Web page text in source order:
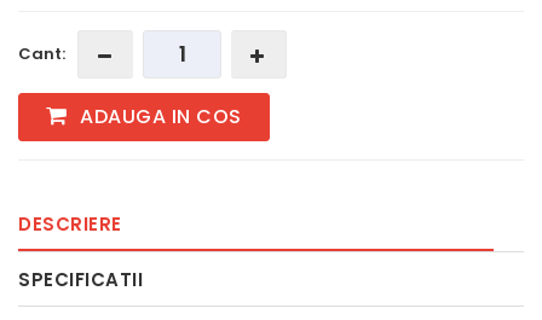
Cant:
ADAUGA IN COS
DESCRIERE
SPECIFICATII